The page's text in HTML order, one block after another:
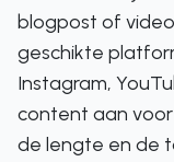
blogpost of
geschikte
Instagram,
content aan
de lengte en de